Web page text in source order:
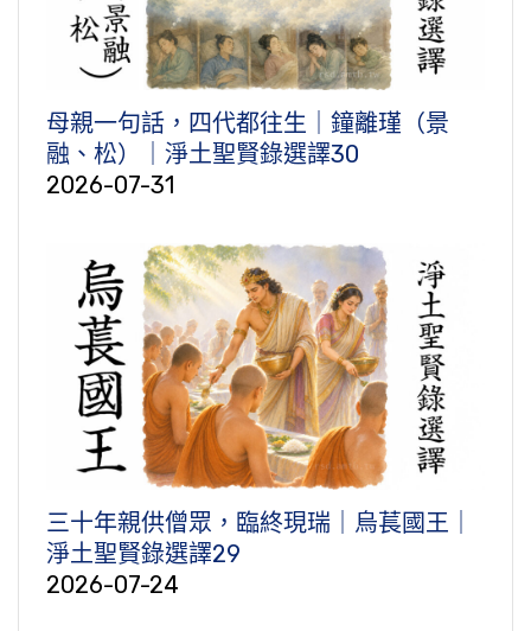
母親一句話，四代都往生｜鐘離瑾（景
融、松）｜淨土聖賢錄選譯30
2026-07-31
三十年親供僧眾，臨終現瑞｜烏萇國王｜
淨土聖賢錄選譯29
2026-07-24